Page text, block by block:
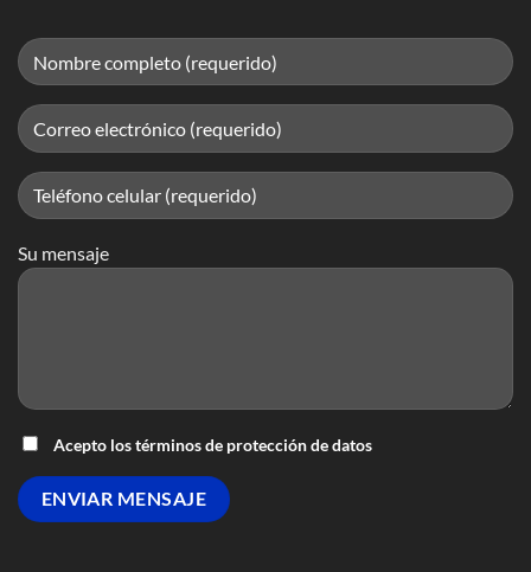
Su mensaje
Acepto los términos de protección de datos